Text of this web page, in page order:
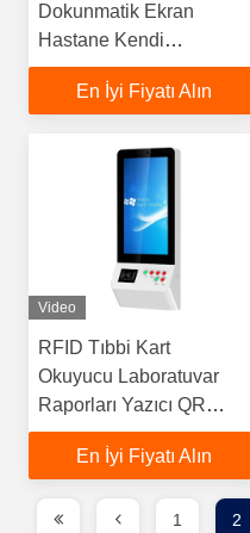
Dokunmatik Ekran
Hastane Kendi
Laboratuar Baskı Ödeme
Kiosk 19 İnç
En İyi Fiyatı Alın
Video
RFID Tıbbi Kart
Okuyucu Laboratuvar
Raporları Yazıcı QR
Tarayıcı Kredi Kartı
Okuyucu Hastane İçin
En İyi Fiyatı Alın
1 2